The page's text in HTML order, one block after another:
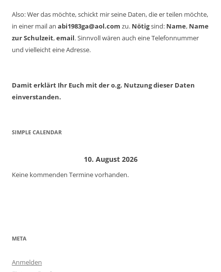
Also: Wer das möchte, schickt mir seine Daten, die er teilen möchte,
in einer mail an abi1983ga@aol.com zu. Nötigsind: Name, Name
zur Schulzeit,email. Sinnvoll wären auch eine Telefonnummer
und vielleicht eine Adresse.
Damit erklärt Ihr Euch mit der o.g. Nutzung dieser Daten
einverstanden.
SIMPLE CALENDAR
10. August 2026
Keine kommenden Termine vorhanden.
META
Anmelden